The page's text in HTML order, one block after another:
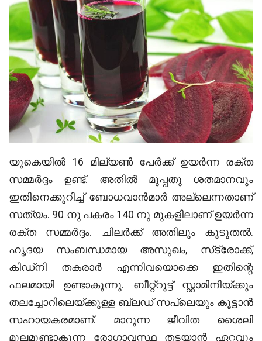
യുകെയില്‍ 16 മില്യണ്‍ പേര്‍ക്ക് ഉയര്‍ന്ന രക്ത
സമ്മര്‍ദ്ദം ഉണ്ട്. അതില്‍ മുപ്പതു ശതമാനവും
ഇതിനെക്കുറിച്ച് ബോധവാന്‍മാര്‍ അല്ലെന്നതാണ്
സത്യം. 90 നു പകരം140 നു മുകളിലാണ് ഉയര്‍ന്ന
രക്ത സമ്മര്‍ദ്ദം. ചിലര്‍ക്ക് അതിലും കൂടുതല്‍.
ഹൃദയ സംബന്ധമായ അസുഖം, സ്‌ട്രോക്ക്,
കിഡ്‌നി തകരാര്‍ എന്നിവയൊക്കെ ഇതിന്റെ
ഫലമായി ഉണ്ടാകുന്നു. ബീറ്റ്‌റൂട്ട് സ്റ്റാമിനിയ്ക്കും
തലച്ചോറിലെയ്ക്കുള്ള ബ്ലഡ് സപ്ലെയും കൂട്ടാന്‍
സഹായകരമാണ്. മാറുന്ന ജീവിത ശൈലി
മൂലമുണ്ടാകുന്ന രോഗാവസ്ഥ തടയാന്‍ ഏറ്റവും